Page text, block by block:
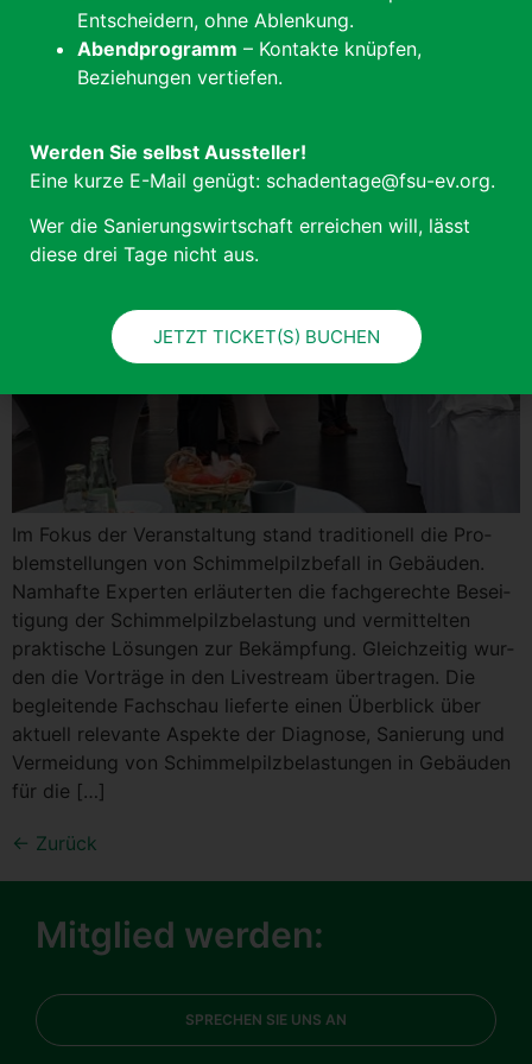
sen­tier­ten sich unse­re Mit­glie­der: POLYGONVATRO
GmbH, BELFOR Deutsch­land GmbH, Pöp­ping­haus &
Wen­ner GmbH, […]
Im Fokus der Ver­an­stal­tung stand tra­di­tio­nell die Pro­
blem­stel­lun­gen von Schim­mel­pilz­be­fall in Gebäu­den.
Nam­haf­te Exper­ten erläu­ter­ten die fach­ge­rech­te Besei­
ti­gung der Schim­mel­pilz­be­las­tung und ver­mit­tel­ten
prak­ti­sche Lösun­gen zur Bekämp­fung. Gleich­zei­tig wur­
den die Vor­trä­ge in den Live­stream über­tra­gen. Die
beglei­ten­de Fach­schau lie­fer­te einen Über­blick über
aktu­ell rele­van­te Aspek­te der Dia­gno­se, Sanie­rung und
Ver­mei­dung von Schim­mel­pilz­be­las­tun­gen in Gebäu­den
für die […]
← Zurück
Mitglied werden:
SPRECHEN SIE UNS AN
Entscheidern, ohne Ablenkung.
Abendprogramm – Kontakte knüpfen,
Beziehungen vertiefen.
Werden Sie selbst Aussteller!
Eine kurze E-Mail genügt: schadentage@fsu-ev.org.
Wer die Sanierungswirtschaft erreichen will, lässt
diese drei Tage nicht aus.
JETZT TICKET(S) BUCHEN